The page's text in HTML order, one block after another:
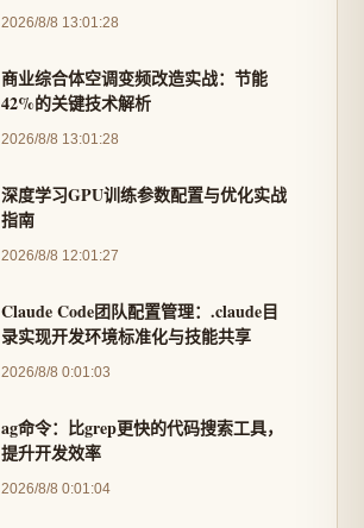
2026/8/8 13:01:28
商业综合体空调变频改造实战：节能
42%的关键技术解析
2026/8/8 13:01:28
深度学习GPU训练参数配置与优化实战
指南
2026/8/8 12:01:27
Claude Code团队配置管理：.claude目
录实现开发环境标准化与技能共享
2026/8/8 0:01:03
ag命令：比grep更快的代码搜索工具，
提升开发效率
2026/8/8 0:01:04